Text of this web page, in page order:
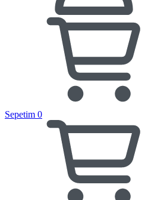
Sepetim 0